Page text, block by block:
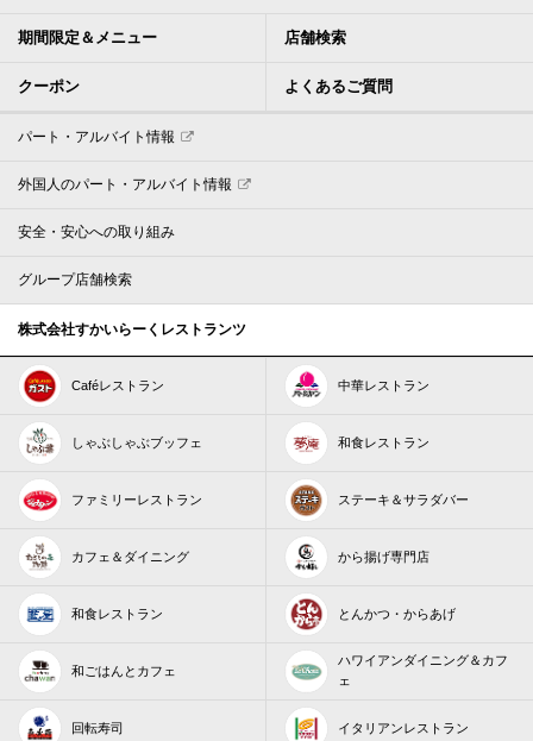
期間限定＆メニュー 店舗検索
クーポン よくあるご質問
パート・アルバイト情報
外国人のパート・アルバイト情報
安全・安心への取り組み
グループ店舗検索
株式会社すかいらーくレストランツ
Caféレストラン 中華レストラン
しゃぶしゃぶブッフェ 和食レストラン
ファミリーレストラン ステーキ＆サラダバー
カフェ＆ダイニング から揚げ専門店
和食レストラン とんかつ・からあげ
和ごはんとカフェ
ハワイアンダイニング＆カフ
ェ
回転寿司 イタリアンレストラン